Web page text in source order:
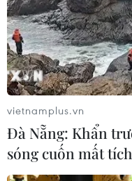
06/08/2026 15:07
Thái Lan-Myanmar
kinh tế và công
06/08/2026 13:35
vietnamplus.vn
Đà Nẵng: Khẩn
sóng cuốn mất